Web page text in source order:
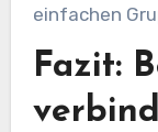
einfachen
Fazit: